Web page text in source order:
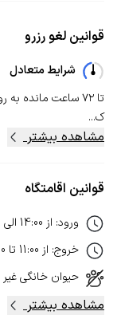
قوانین لغو رزرو
شرایط متعادل
تا ۷۲ ساعت مانده
ک...
مشاهده بیشتر
قوانین اقامتگاه
ورود: از 14:00 الی
خروج: از 11:00 تا
حیوان خانگی
مشاهده بیشتر